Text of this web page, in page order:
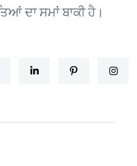
ਦਾ ਸਮਾਂ ਬਾਕੀ ਹੈ।